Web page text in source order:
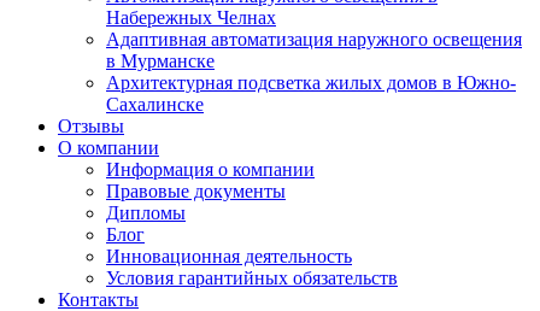
Набережных Челнах
Адаптивная автоматизация наружного освещения
в Мурманске
Архитектурная подсветка жилых домов в Южно-
Сахалинске
Отзывы
О компании
Информация о компании
Правовые документы
Дипломы
Блог
Инновационная деятельность
Условия гарантийных обязательств
Контакты